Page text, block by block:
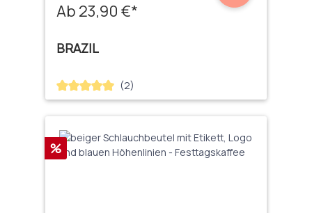
Ab 23,90 €*
BRAZIL
Durchschnittliche Bewertung von 5 von 5 Sternen
(2)
Rabatt
%